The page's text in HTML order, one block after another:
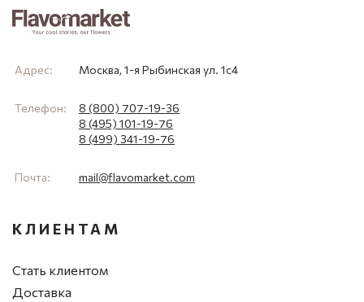
Адрес: Москва, 1-я Рыбинская ул. 1с4
Телефон:
8 (800) 707-19-36
8 (495) 101-19-76
8 (499) 341-19-76
Почта: mail@flavomarket.com
КЛИЕНТАМ
Стать клиентом
Доставка